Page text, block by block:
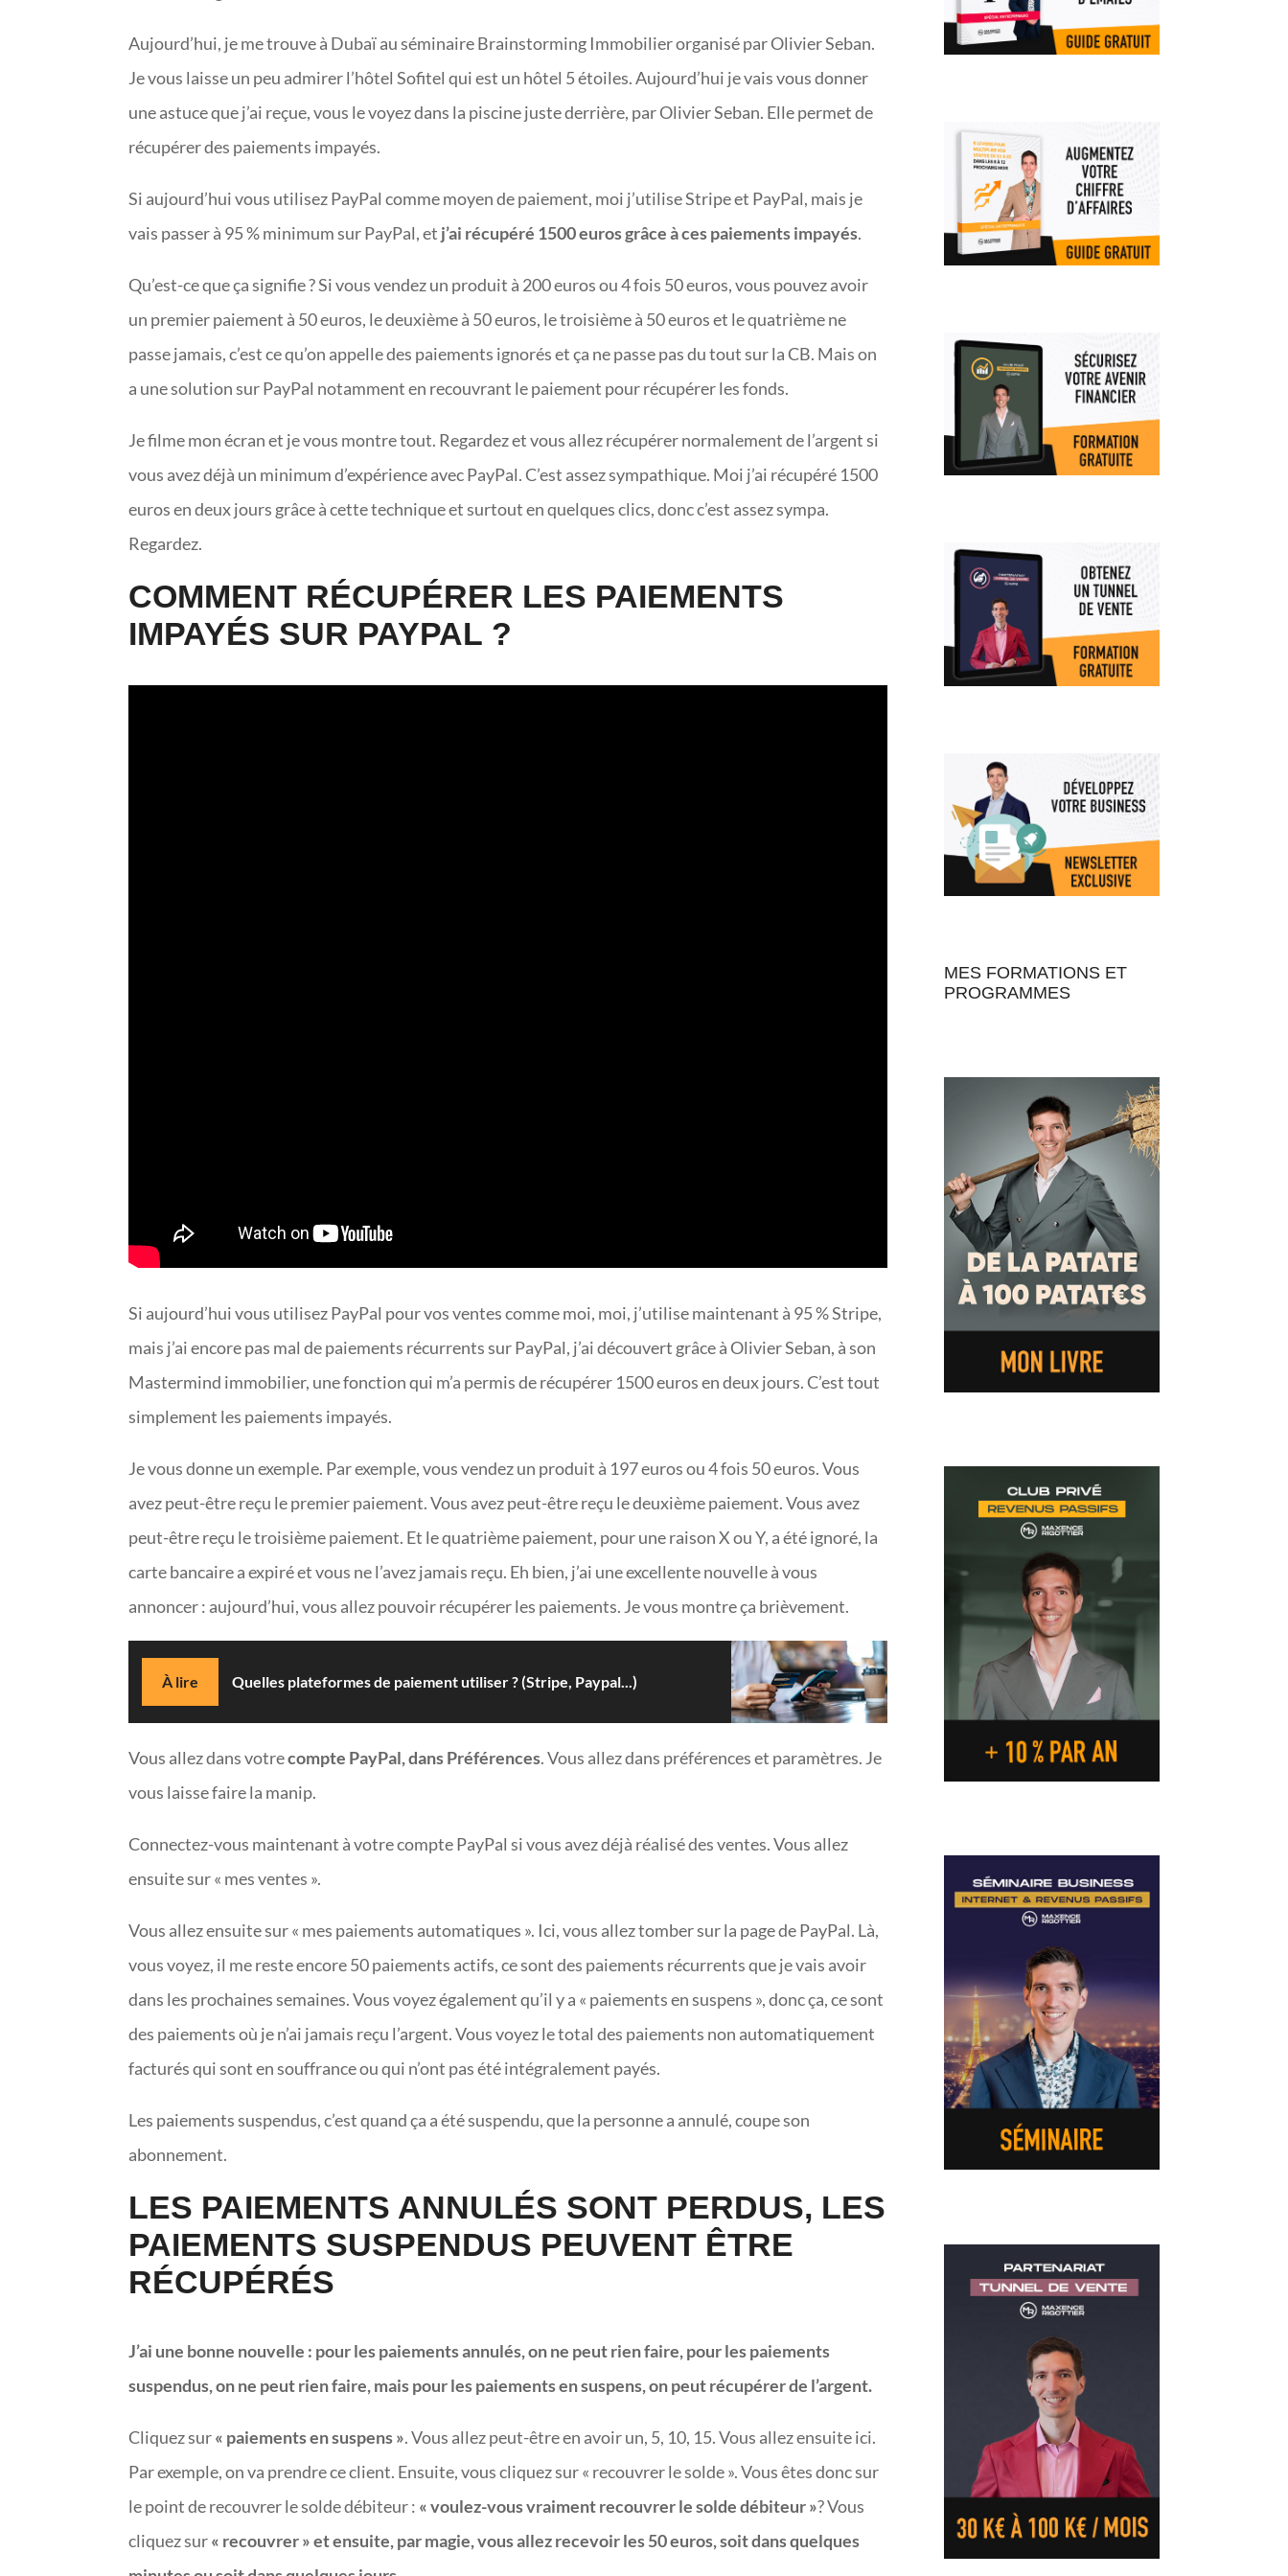
Aujourd’hui, je me trouve à Dubaï au séminaire Brainstorming Immobilier organisé par Olivier Seban.
Je vous laisse un peu admirer l’hôtel Sofitel qui est un hôtel 5 étoiles. Aujourd’hui je vais vous donner
une astuce que j’ai reçue, vous le voyez dans la piscine juste derrière, par Olivier Seban. Elle permet de
récupérer des paiements impayés.
Si aujourd’hui vous utilisez PayPal comme moyen de paiement, moi j’utilise Stripe et PayPal, mais je
vais passer à 95 % minimum sur PayPal, et j’ai récupéré 1500 euros grâce à ces paiements impayés.
Qu’est-ce que ça signifie ? Si vous vendez un produit à 200 euros ou 4 fois 50 euros, vous pouvez avoir
un premier paiement à 50 euros, le deuxième à 50 euros, le troisième à 50 euros et le quatrième ne
passe jamais, c’est ce qu’on appelle des paiements ignorés et ça ne passe pas du tout sur la CB. Mais on
a une solution sur PayPal notamment en recouvrant le paiement pour récupérer les fonds.
Je filme mon écran et je vous montre tout. Regardez et vous allez récupérer normalement de l’argent si
vous avez déjà un minimum d’expérience avec PayPal. C’est assez sympathique. Moi j’ai récupéré 1500
euros en deux jours grâce à cette technique et surtout en quelques clics, donc c’est assez sympa.
Regardez.
COMMENT RÉCUPÉRER LES PAIEMENTS
IMPAYÉS SUR PAYPAL ?
Si aujourd’hui vous utilisez PayPal pour vos ventes comme moi, moi, j’utilise maintenant à 95 % Stripe,
mais j’ai encore pas mal de paiements récurrents sur PayPal, j’ai découvert grâce à Olivier Seban, à son
Mastermind immobilier, une fonction qui m’a permis de récupérer 1500 euros en deux jours. C’est tout
simplement les paiements impayés.
Je vous donne un exemple. Par exemple, vous vendez un produit à 197 euros ou 4 fois 50 euros. Vous
avez peut-être reçu le premier paiement. Vous avez peut-être reçu le deuxième paiement. Vous avez
peut-être reçu le troisième paiement. Et le quatrième paiement, pour une raison X ou Y, a été ignoré, la
carte bancaire a expiré et vous ne l’avez jamais reçu. Eh bien, j’ai une excellente nouvelle à vous
annoncer : aujourd’hui, vous allez pouvoir récupérer les paiements. Je vous montre ça brièvement.
À lire Quelles plateformes de paiement utiliser ? (Stripe, Paypal...)
Vous allez dans votrecompte PayPal, dans Préférences. Vous allez dans préférences et paramètres. Je
vous laisse faire la manip.
Connectez-vous maintenant à votre compte PayPal si vous avez déjà réalisé des ventes. Vous allez
ensuite sur « mes ventes ».
Vous allez ensuite sur « mes paiements automatiques ». Ici, vous allez tomber sur la page de PayPal. Là,
vous voyez, il me reste encore 50 paiements actifs, ce sont des paiements récurrents que je vais avoir
dans les prochaines semaines. Vous voyez également qu’il y a « paiements en suspens », donc ça, ce sont
des paiements où je n’ai jamais reçu l’argent. Vous voyez le total des paiements non automatiquement
facturés qui sont en souffrance ou qui n’ont pas été intégralement payés.
Les paiements suspendus, c’est quand ça a été suspendu, que la personne a annulé, coupe son
abonnement.
LES PAIEMENTS ANNULÉS SONT PERDUS, LES
PAIEMENTS SUSPENDUS PEUVENT ÊTRE
RÉCUPÉRÉS
J’ai une bonne nouvelle : pour les paiements annulés, on ne peut rien faire, pour les paiements
suspendus, on ne peut rien faire, mais pour les paiements en suspens, on peut récupérer de l’argent.
Cliquez sur« paiements en suspens ». Vous allez peut-être en avoir un, 5, 10, 15. Vous allez ensuite ici.
Par exemple, on va prendre ce client. Ensuite, vous cliquez sur « recouvrer le solde ». Vous êtes donc sur
le point de recouvrer le solde débiteur : « voulez-vous vraiment recouvrer le solde débiteur »? Vous
cliquez sur« recouvrer » et ensuite, par magie, vous allez recevoir les 50 euros, soit dans quelques
MES FORMATIONS ET
PROGRAMMES